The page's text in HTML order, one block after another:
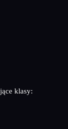
klasy: